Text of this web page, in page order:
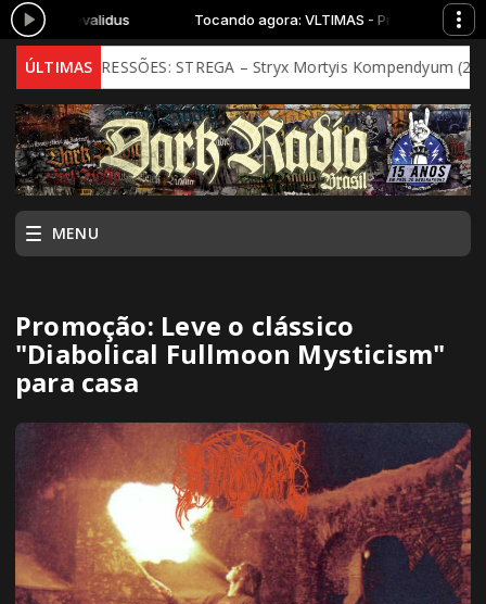
- Praevalidus Tocando agora: VLTIMAS - Praevalidus
ÚLTIMAS
IMPRESSÕES: STREGA – Stryx Mortyis Kompendyum (202)
MENU
Promoção: Leve o clássico
"Diabolical Fullmoon Mysticism"
para casa